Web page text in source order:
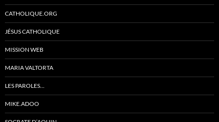
CATHOLIQUE.ORG
JÉSUS CATHOLIQUE
MISSION WEB
MARIA VALTORTA
LES PAROLES…
MIKE.ADOO